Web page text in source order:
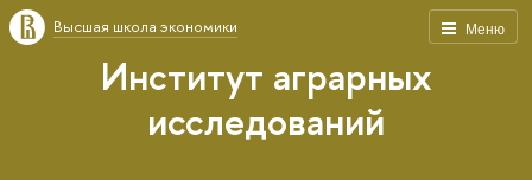
Меню
Высшая школа экономики
Институт аграрных
исследований